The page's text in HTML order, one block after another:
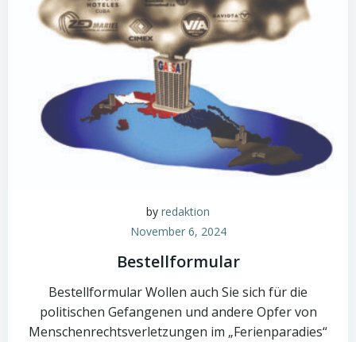
by redaktion
November 6, 2024
Bestellformular
Bestellformular Wollen auch Sie sich für die
politischen Gefangenen und andere Opfer von
Menschenrechtsverletzungen im „Ferienparadies“